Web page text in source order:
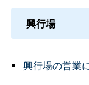
興行場
興行場の営業